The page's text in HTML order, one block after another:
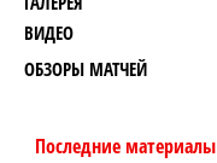
ВИДЕО
ОБЗОРЫ МАТЧЕЙ
Последние материалы